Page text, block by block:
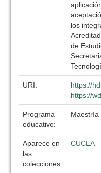
los
de
URI:
https://
https://
Programa
educativo:
Maestría
Aparece en
las
colecciones:
CUCEA